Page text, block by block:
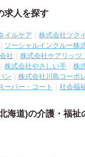
求人を探す
イルケア 株式会社ツク
ソーシャルインクルー株
社 株式会社ケアリッツ
株式会社やさしい手 株
ン
株式会社川島コーポ
ーパー・コート 社会福
海道)の介護・福祉